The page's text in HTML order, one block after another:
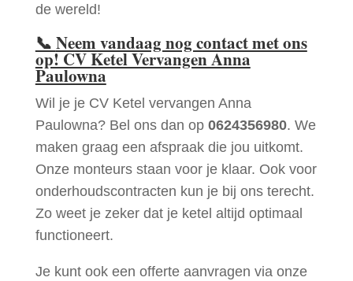
de wereld!
📞 Neem vandaag nog contact met ons
op! CV Ketel Vervangen Anna
Paulowna
Wil je je CV Ketel vervangen Anna
Paulowna? Bel ons dan op 0624356980. We
maken graag een afspraak die jou uitkomt.
Onze monteurs staan voor je klaar. Ook voor
onderhoudscontracten kun je bij ons terecht.
Zo weet je zeker dat je ketel altijd optimaal
functioneert.
Je kunt ook een offerte aanvragen via onze